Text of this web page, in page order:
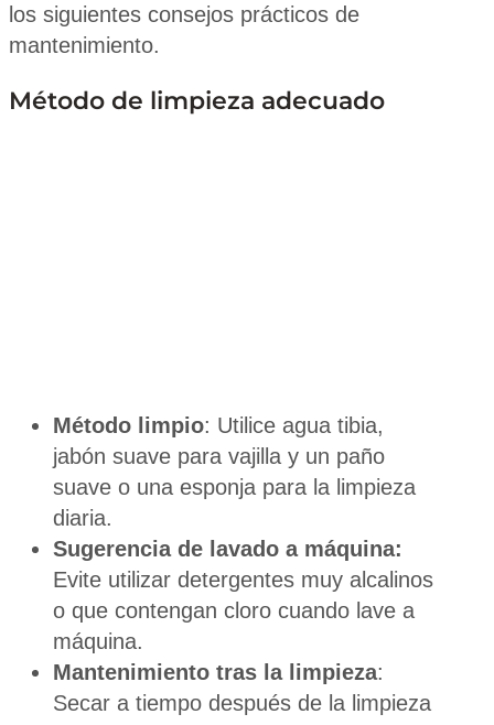
los siguientes consejos prácticos de
mantenimiento.
Método de limpieza adecuado
Método limpio: Utilice agua tibia,
jabón suave para vajilla y un paño
suave o una esponja para la limpieza
diaria.
Sugerencia de lavado a máquina:
Evite utilizar detergentes muy alcalinos
o que contengan cloro cuando lave a
máquina.
Mantenimiento tras la limpieza:
Secar a tiempo después de la limpieza